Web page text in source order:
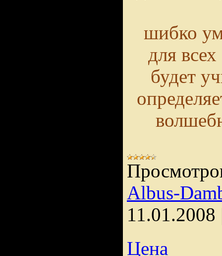
шибко
для
будет
Albus-
11.01.2008
Цена